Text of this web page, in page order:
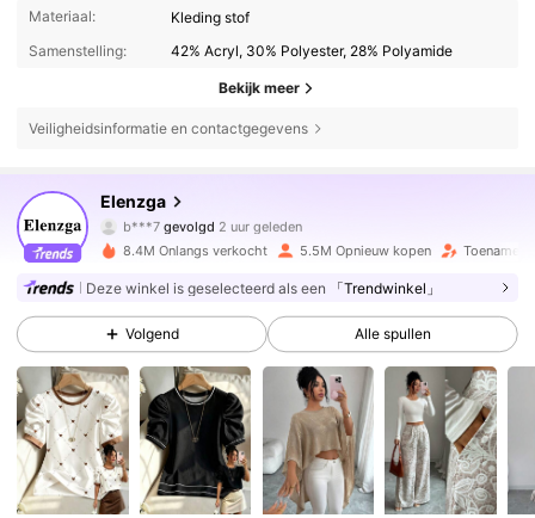
Materiaal:
Kleding stof
Samenstelling:
42% Acryl, 30% Polyester, 28% Polyamide
Bekijk meer
Veiligheidsinformatie en contactgegevens
Elenzga
4***1is aan het browsen
4.77
3M Volgers
4.77 3M Volgers
4.77 3M Volgers
4.77 3M Volgers
8.4M Onlangs verkocht 5.5M Opnieuw kopen Toename
Deze winkel is geselecteerd als een 「Trendwinkel」
Volgend Alle spullen